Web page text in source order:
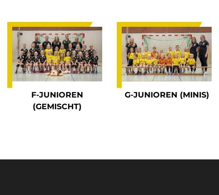
F-JUNIOREN
(GEMISCHT)
G-JUNIOREN (MINIS)